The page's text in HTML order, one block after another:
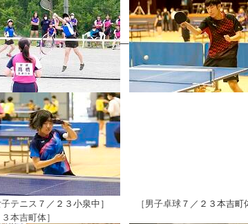
テニス ７／２３小泉中］ ［男子卓球７／２３本
本吉町体］